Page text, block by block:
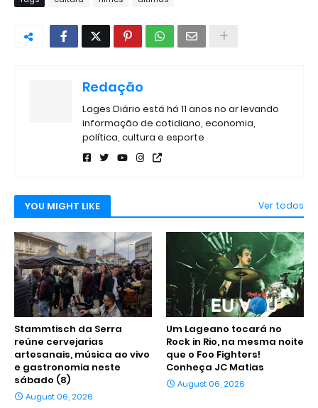
Redação
Lages Diário está há 11 anos no ar levando
informação de cotidiano, economia,
política, cultura e esporte
YOU MIGHT LIKE Ver todos
Stammtisch da Serra
reúne cervejarias
artesanais, música ao vivo
e gastronomia neste
sábado (8)
August 06, 2026
Um Lageano tocará no
Rock in Rio, na mesma noite
que o Foo Fighters!
Conheça JC Matias
August 06, 2026